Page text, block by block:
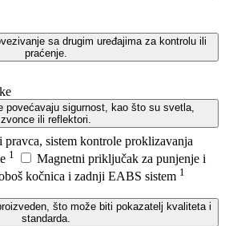
sa drugim uređajima za kontrolu ili
praćenje.
povećavaju sigurnost, kao što su svetla,
zvonce ili reflektori.
sistem kontrole proklizavanja
1
Magnetni priključak za punjenje i
kočnica i zadnji EABS sistem 1
što može biti pokazatelj kvaliteta i
standarda.